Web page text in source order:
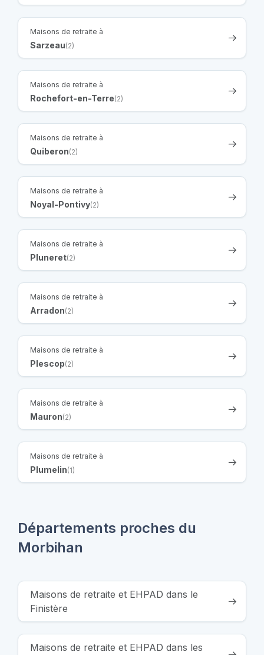
Maisons de retraite à
Sarzeau(2)
Maisons de retraite à
Rochefort-en-Terre(2)
Maisons de retraite à
Quiberon(2)
Maisons de retraite à
Noyal-Pontivy(2)
Maisons de retraite à
Pluneret(2)
Maisons de retraite à
Arradon(2)
Maisons de retraite à
Plescop(2)
Maisons de retraite à
Mauron(2)
Maisons de retraite à
Plumelin(1)
Départements proches du
Morbihan
Maisons de retraite et EHPAD dans le
Finistère
Maisons de retraite et EHPAD dans les